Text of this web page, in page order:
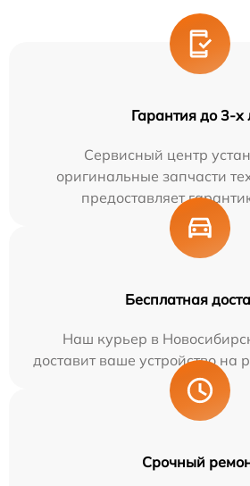
Гарантия до 3-х
Сервисный центр
оригинальные запчасти
предоставляет
Бесплатная
Наш курьер в
доставит ваше устройство на
Срочный